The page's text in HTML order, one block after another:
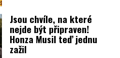
Jsou chvíle, na které
nejde být připraven!
Honza Musil teď jednu
zažil